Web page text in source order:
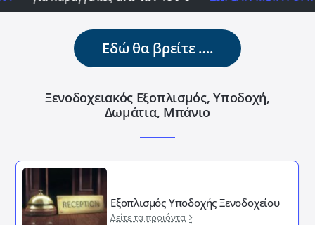
Εδώ θα βρείτε ….
Ξενοδοχειακός Εξοπλισμός, Υποδοχή,
Δωμάτια, Μπάνιο
Εξοπλισμός Υποδοχής Ξενοδοχείου
Δείτε τα προιόντα